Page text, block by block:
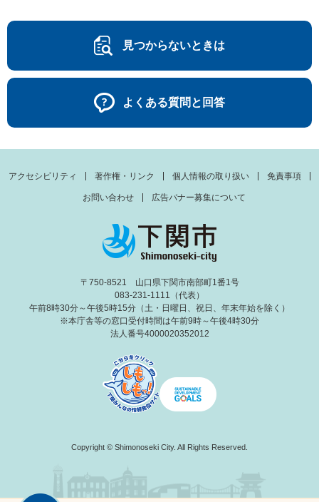
見つからないときは
よくある質問と回答
アクセシビリティ 著作権・リンク 個人情報の取り扱い 免責事項
お問い合わせ 広告バナー募集について
〒750-8521 山口県下関市南部町1番1号
083-231-1111（代表）
午前8時30分～午後5時15分（土・日曜日、祝日、年末年始を除く）
※本庁舎等の窓口受付時間は午前9時～午後4時30分
法人番号4000020352012
Copyright © Shimonoseki City. All Rights Reserved.